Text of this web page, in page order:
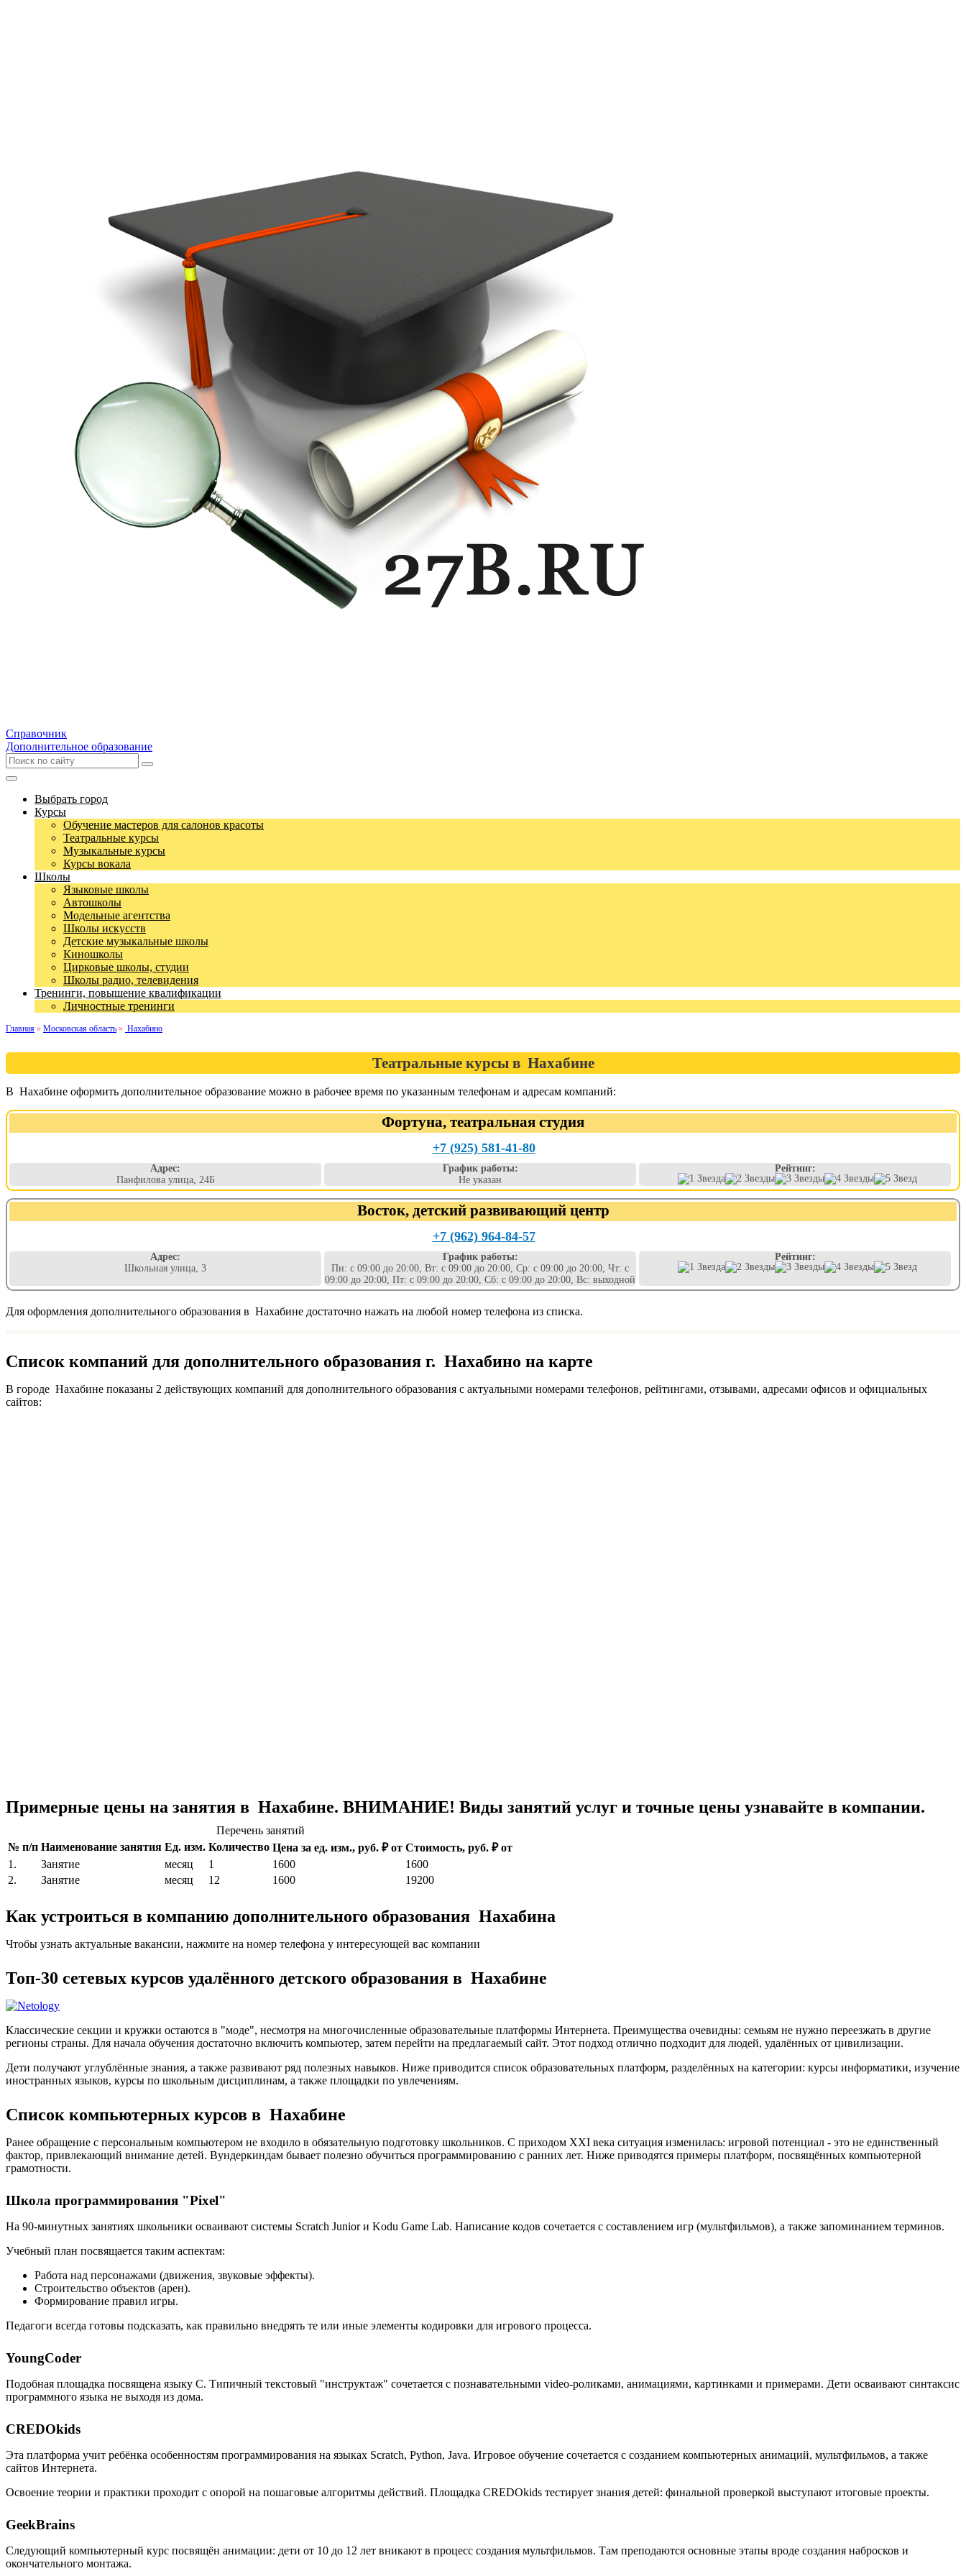
Справочник
Дополнительное образование
Выбрать город
Курсы
Обучение мастеров для салонов красоты
Театральные курсы
Музыкальные курсы
Курсы вокала
Школы
Языковые школы
Автошколы
Модельные агентства
Школы искусств
Детские музыкальные школы
Киношколы
Цирковые школы, студии
Школы радио, телевидения
Тренинги, повышение квалификации
Личностные тренинги
Главная » Московская область » Нахабино
Театральные курсы в Нахабине
В Нахабине оформить дополнительное образование можно в рабочее время по указанным телефонам и адресам компаний:
Фортуна, театральная студия
+7 (925) 581-41-80
Адрес:
Панфилова улица, 24Б
График работы:
Не указан
Рейтинг:
Восток, детский развивающий центр
+7 (962) 964-84-57
Адрес:
Школьная улица, 3
График работы:
Пн: с 09:00 до 20:00, Вт: с 09:00 до 20:00, Ср: с 09:00 до 20:00, Чт: с
09:00 до 20:00, Пт: с 09:00 до 20:00, Сб: с 09:00 до 20:00, Вс: выходной
Рейтинг:
Для оформления дополнительного образования в Нахабине достаточно нажать на любой номер телефона из списка.
Список компаний для дополнительного образования г. Нахабино на карте
В городе Нахабине показаны 2 действующих компаний для дополнительного образования с актуальными номерами телефонов, рейтингами, отзывами, адресами офисов и официальных
сайтов:
Примерные цены на занятия в Нахабине. ВНИМАНИЕ! Виды занятий услуг и точные цены узнавайте в компании.
Перечень занятий
№ п/п Наименование занятия Ед. изм. Количество Цена за ед. изм., руб. ₽ от Стоимость, руб. ₽ от
1.
Занятие месяц 1 1600
1600
2.
Занятие месяц 12 1600 19200
Как устроиться в компанию дополнительного образования Нахабина
Чтобы узнать актуальные вакансии, нажмите на номер телефона у интересующей вас компании
Топ-30 сетевых курсов удалённого детского образования в Нахабине
Классические секции и кружки остаются в "моде", несмотря на многочисленные образовательные платформы Интернета. Преимущества очевидны: семьям не нужно переезжать в другие
регионы страны. Для начала обучения достаточно включить компьютер, затем перейти на предлагаемый сайт. Этот подход отлично подходит для людей, удалённых от цивилизации.
Дети получают углублённые знания, а также развивают ряд полезных навыков. Ниже приводится список образовательных платформ, разделённых на категории: курсы информатики, изучение
иностранных языков, курсы по школьным дисциплинам, а также площадки по увлечениям.
Список компьютерных курсов в Нахабине
Ранее обращение с персональным компьютером не входило в обязательную подготовку школьников. С приходом XXI века ситуация изменилась: игровой потенциал - это не единственный
фактор, привлекающий внимание детей. Вундеркиндам бывает полезно обучиться программированию с ранних лет. Ниже приводятся примеры платформ, посвящённых компьютерной
грамотности.
Школа программирования "Pixel"
На 90-минутных занятиях школьники осваивают системы Scratch Junior и Kodu Game Lab. Написание кодов сочетается с составлением игр (мультфильмов), а также запоминанием терминов.
Учебный план посвящается таким аспектам:
Работа над персонажами (движения, звуковые эффекты).
Строительство объектов (арен).
Формирование правил игры.
Педагоги всегда готовы подсказать, как правильно внедрять те или иные элементы кодировки для игрового процесса.
YoungCoder
Подобная площадка посвящена языку C. Типичный текстовый "инструктаж" сочетается с познавательными video-роликами, анимациями, картинками и примерами. Дети осваивают синтаксис
программного языка не выходя из дома.
CREDOkids
Эта платформа учит ребёнка особенностям программирования на языках Scratch, Python, Java. Игровое обучение сочетается с созданием компьютерных анимаций, мультфильмов, а также
сайтов Интернета.
Освоение теории и практики проходит с опорой на пошаговые алгоритмы действий. Площадка CREDOkids тестирует знания детей: финальной проверкой выступают итоговые проекты.
GeekBrains
Следующий компьютерный курс посвящён анимации: дети от 10 до 12 лет вникают в процесс создания мультфильмов. Там преподаются основные этапы вроде создания набросков и
окончательного монтажа.